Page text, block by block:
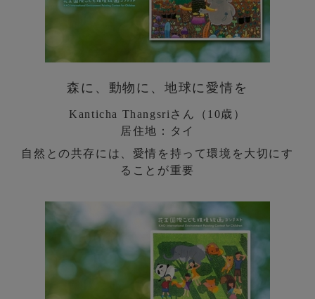
森に、動物に、地球に愛情を
Kanticha Thangsriさん（10歳）
居住地：タイ
自然との共存には、愛情を持って環境を大切にす
ることが重要